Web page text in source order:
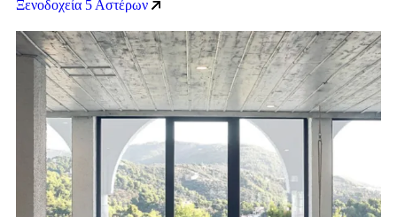
Ξενοδοχεία 5 Αστέρων